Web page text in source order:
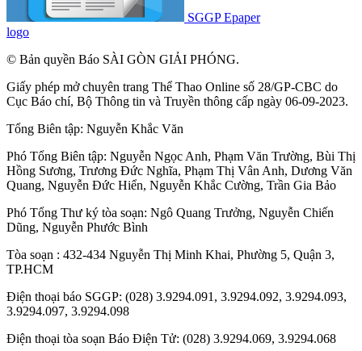
SGGP Epaper
logo
© Bản quyền Báo SÀI GÒN GIẢI PHÓNG.
Giấy phép mở chuyên trang Thể Thao Online số 28/GP-CBC do
Cục Báo chí, Bộ Thông tin và Truyền thông cấp ngày 06-09-2023.
Tổng Biên tập: Nguyễn Khắc Văn
Phó Tổng Biên tập: Nguyễn Ngọc Anh, Phạm Văn Trường, Bùi Thị
Hồng Sương, Trương Đức Nghĩa, Phạm Thị Vân Anh, Dương Văn
Quang, Nguyễn Đức Hiển, Nguyễn Khắc Cường, Trần Gia Bảo
Phó Tổng Thư ký tòa soạn: Ngô Quang Trưởng, Nguyễn Chiến
Dũng, Nguyễn Phước Bình
Tòa soạn : 432-434 Nguyễn Thị Minh Khai, Phường 5, Quận 3,
TP.HCM
Điện thoại báo SGGP: (028) 3.9294.091, 3.9294.092, 3.9294.093,
3.9294.097, 3.9294.098
Điện thoại tòa soạn Báo Điện Tử: (028) 3.9294.069, 3.9294.068